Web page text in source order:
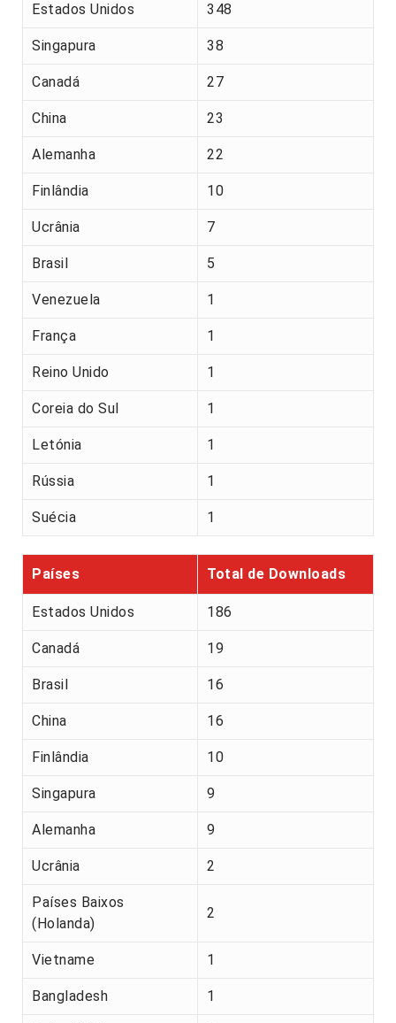
Estados Unidos 348
Singapura 38
Canadá 27
China 23
Alemanha 22
Finlândia 10
Ucrânia 7
Brasil 5
Venezuela 1
França 1
Reino Unido 1
Coreia do Sul 1
Letónia 1
Rússia 1
Suécia 1
Países Total de Downloads
Estados Unidos 186
Canadá 19
Brasil 16
China 16
Finlândia 10
Singapura 9
Alemanha 9
Ucrânia 2
Países Baixos
(Holanda)
2
Vietname 1
Bangladesh 1